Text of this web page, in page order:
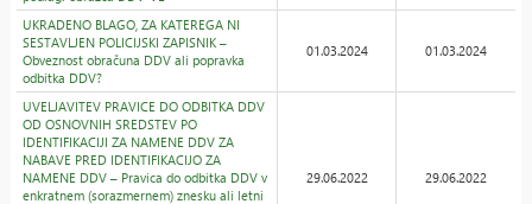
UKRADENO BLAGO, ZA KATEREGA NI
SESTAVLJEN POLICIJSKI ZAPISNIK –
Obveznost obračuna DDV ali popravka
odbitka DDV?
01.03.2024 01.03.2024
UVELJAVITEV PRAVICE DO ODBITKA DDV
OD OSNOVNIH SREDSTEV PO
IDENTIFIKACIJI ZA NAMENE DDV ZA
NABAVE PRED IDENTIFIKACIJO ZA
NAMENE DDV – Pravica do odbitka DDV v
enkratnem (sorazmernem) znesku ali letni
29.06.2022 29.06.2022